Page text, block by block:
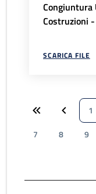
Congiuntura
Costruzioni
SCARICA FILE
1
7
8 9